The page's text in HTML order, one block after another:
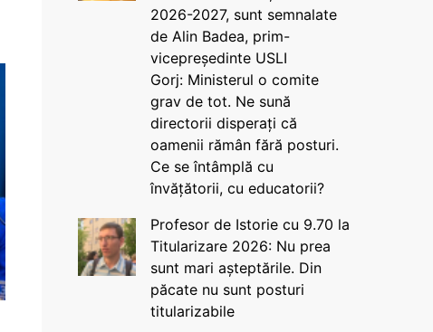
2026-2027, sunt semnalate
de Alin Badea, prim-
vicepreședinte USLI
Gorj: Ministerul o comite
grav de tot. Ne sună
directorii disperați că
oamenii rămân fără posturi.
Ce se întâmplă cu
învățătorii, cu educatorii?
Profesor de Istorie cu 9.70 la
Titularizare 2026: Nu prea
sunt mari așteptările. Din
păcate nu sunt posturi
titularizabile